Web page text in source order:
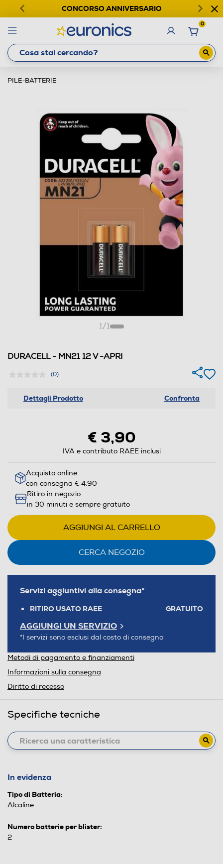
CONCORSO ANNIVERSARIO
0
PILE-BATTERIE
1/1
DURACELL - MN21 12 V -APRI
(0)
Dettagli Prodotto Confronta
€ 3,90
IVA e contributo RAEE inclusi
Acquisto online
con consegna € 4,90
Ritiro in negozio
in 30 minuti e sempre gratuito
AGGIUNGI AL CARRELLO
CERCA NEGOZIO
Servizi aggiuntivi alla consegna*
RITIRO USATO RAEE GRATUITO
AGGIUNGI UN SERVIZIO
*I servizi sono esclusi dal costo di consegna
Metodi di pagamento e finanziamenti
Informazioni sulla consegna
Diritto di recesso
Specifiche tecniche
In evidenza
Tipo di Batteria:
Alcaline
Numero batterie per blister:
2